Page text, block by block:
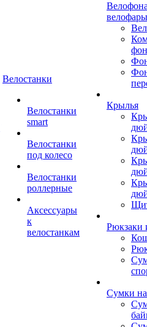
Велостанки
Велостанки
smart
Велостанки
под колесо
Велостанки
роллерные
Аксессуары
к
велостанкам
велофары
Крылья
Рюкзаки
Сумки